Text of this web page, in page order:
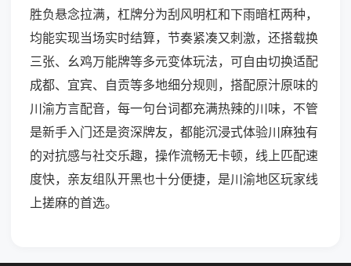
胜负悬念拉满，杠牌分为刮风明杠和下雨暗杠两种，
均能实现当场实时结算，节奏紧凑又刺激，还搭载换
三张、幺鸡万能牌等多元变体玩法，可自由切换适配
成都、宜宾、自贡等多地细分规则，搭配原汁原味的
川渝方言配音，每一句台词都充满热辣的川味，不管
是新手入门还是资深牌友，都能沉浸式体验川麻独有
的对抗感与社交乐趣，操作流畅无卡顿，线上匹配速
度快，亲友组队开黑也十分便捷，是川渝地区玩家线
上搓麻的首选。